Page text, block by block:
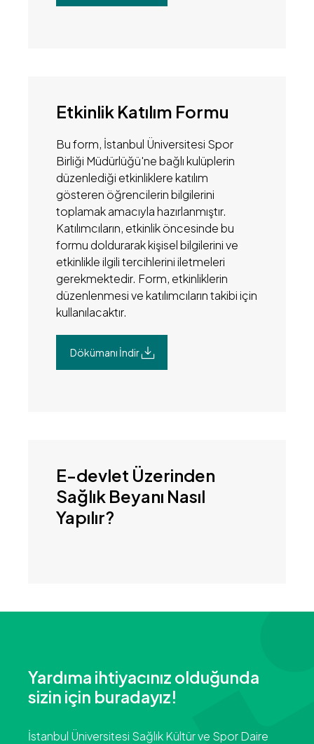
Etkinlik Katılım Formu
Bu form, İstanbul Üniversitesi Spor
Birliği Müdürlüğü'ne bağlı kulüplerin
düzenlediği etkinliklere katılım
gösteren öğrencilerin bilgilerini
toplamak amacıyla hazırlanmıştır.
Katılımcıların, etkinlik öncesinde bu
formu doldurarak kişisel bilgilerini ve
etkinlikle ilgili tercihlerini iletmeleri
gerekmektedir. Form, etkinliklerin
düzenlenmesi ve katılımcıların takibi için
kullanılacaktır.
Dökümanı İndir
E-devlet Üzerinden
Sağlık Beyanı Nasıl
Yapılır?
Yardıma ihtiyacınız olduğunda
sizin için buradayız!
İstanbul Üniversitesi Sağlık Kültür ve Spor Daire